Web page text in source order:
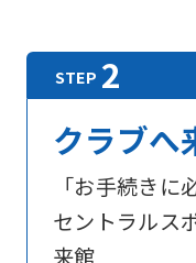
クラブへ
「お手続きに
セントラルス
来館